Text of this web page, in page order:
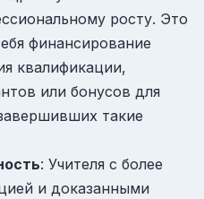
росту. Это
финансирование
квалификации,
или бонусов для
такие
: Учителя с более
и доказанными